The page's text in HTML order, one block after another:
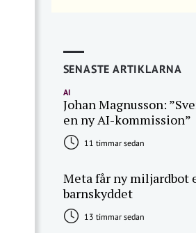
SENASTE ARTIKLARNA
AI
Johan Magnusson:
en ny AI-kommission”
11 timmar sedan
Meta får ny miljardbot
barnskyddet
13 timmar sedan